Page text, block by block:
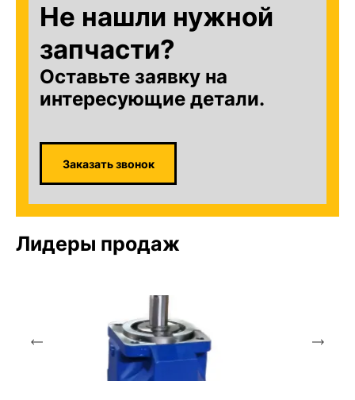
Не нашли нужной
запчасти?
Оставьте заявку на
интересующие детали.
Заказать звонок
Лидеры продаж